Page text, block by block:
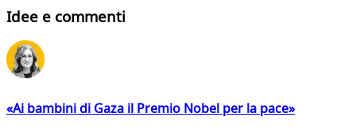
Idee e commenti
«Ai bambini di Gaza il Premio Nobel per la pace»